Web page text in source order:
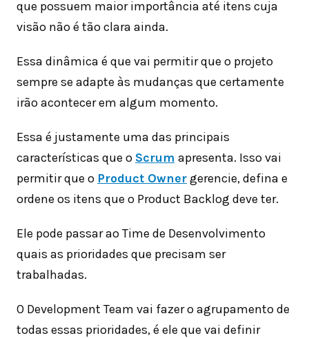
que possuem maior importância até itens cuja
visão não é tão clara ainda.
Essa dinâmica é que vai permitir que o projeto
sempre se adapte às mudanças que certamente
irão acontecer em algum momento.
Essa é justamente uma das principais
características que o Scrum apresenta. Isso vai
permitir que o Product Ownergerencie, defina e
ordene os itens que o Product Backlog deve ter.
Ele pode passar ao Time de Desenvolvimento
quais as prioridades que precisam ser
trabalhadas.
O Development Team vai fazer o agrupamento de
todas essas prioridades, é ele que vai definir